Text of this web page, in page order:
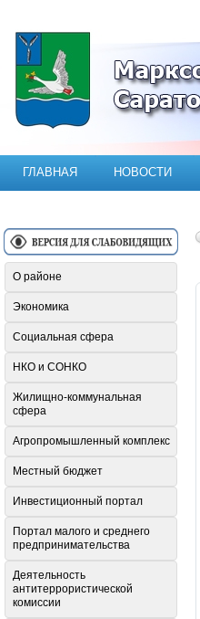
Официальный
ГЛАВНАЯ НОВОСТИ
О районе
Экономика
Социальная сфера
НКО и СОНКО
Жилищно-коммунальная
сфера
Агропромышленный комплекс
Местный бюджет
Инвестиционный портал
Портал малого и среднего
предпринимательства
Деятельность
антитеррористической
комиссии